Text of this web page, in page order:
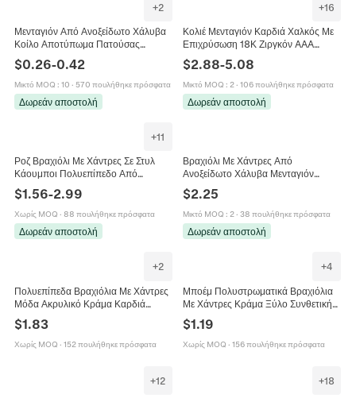
+2
Μενταγιόν Από Ανοξείδωτο Χάλυβα
Κοίλο Αποτύπωμα Πατούσας
Στρογγυλά Γράμματα LOVE
Κατασκευή Κοσμημάτων DIY
Γυαλισμένα
$0.26-0.42
Μικτό MOQ : 10 · 570 πουλήθηκε πρόσφατα
Δωρεάν αποστολή
+16
Κολιέ Μενταγιόν Καρδιά Χαλκός Με
Επιχρύσωση 18Κ Ζιργκόν AAA
Γούρια Αγόρι Κορίτσι Οικογενειακά
Κοσμήματα Δώρο
$2.88-5.08
Μικτό MOQ : 2· 106 πουλήθηκε πρόσφατα
Δωρεάν αποστολή
+11
Ροζ Βραχιόλι Με Χάντρες Σε Στυλ
Κάουμποι Πολυεπίπεδο Από
Πολυμερή Πηλό Με Στοιχεία
Αλουμινίου Για Γυναίκες
$1.56-2.99
Χωρίς MOQ · 88 πουλήθηκε πρόσφατα
Δωρεάν αποστολή
Βραχιόλι Με Χάντρες Από
Ανοξείδωτο Χάλυβα Μενταγιόν
Καρδιά Κρύσταλλο Λουλούδι
Ρυθμιζόμενο Ανοιχτό Κόσμημα Για
Γυναίκες
$2.25
Μικτό MOQ : 2· 38 πουλήθηκε πρόσφατα
Δωρεάν αποστολή
+2
Πολυεπίπεδα Βραχιόλια Με Χάντρες
Μόδα Ακρυλικό Κράμα Καρδιά
Για Γυναίκες Κορίτσια
$1.83
Χωρίς MOQ · 152 πουλήθηκε πρόσφατα
+4
Μποέμ Πολυστρωματικά Βραχιόλια
Με Χάντρες Κράμα Ξύλο Συνθετική
Love You Vintage Για Γυναίκες
$1.19
Χωρίς MOQ · 156 πουλήθηκε πρόσφατα
+12 +18